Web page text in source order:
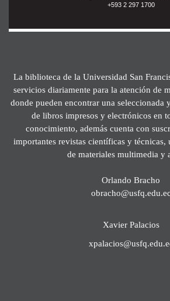
+593 2 297 1700
La biblioteca de la Universidad San
servicios diariamente para la atención de
donde pueden encontrar una seleccionada
de libros impresos y electrónicos en
conocimiento, además cuenta con
importantes revistas científicas y técnicas,
de materiales multimedia y
Orlando Bracho
obracho@usfq.edu.ec
Xavier Palacios